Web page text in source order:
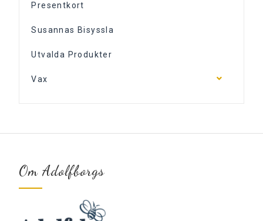
Presentkort
Susannas Bisyssla
Utvalda Produkter
Vax
Om Adolfborgs